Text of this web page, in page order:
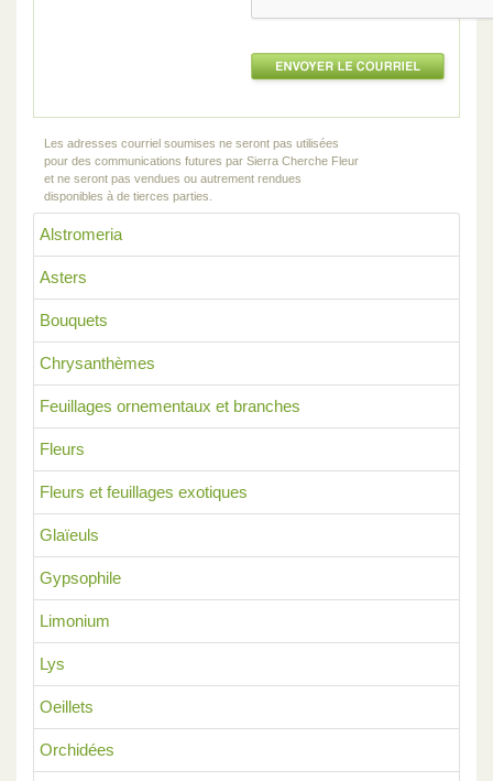
Alstromeria
Asters
Bouquets
Chrysanthèmes
Feuillages ornementaux et branches
Fleurs
Fleurs et feuillages exotiques
Glaïeuls
Gypsophile
Limonium
Lys
Oeillets
Orchidées
Les adresses courriel soumises ne seront pas utilisées
pour des communications futures par Sierra Cherche Fleur
et ne seront pas vendues ou autrement rendues
disponibles à de tierces parties.